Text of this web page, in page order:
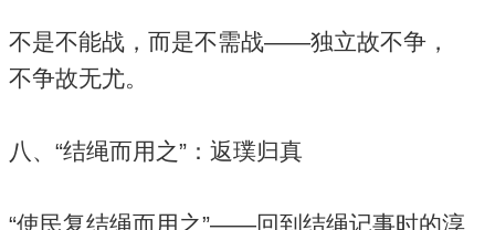
不是不能战，而是不需战——独立故不争，
不争故无尤。
八、“结绳而用之”：返璞归真
“使民复结绳而用之”——回到结绳记事时的淳